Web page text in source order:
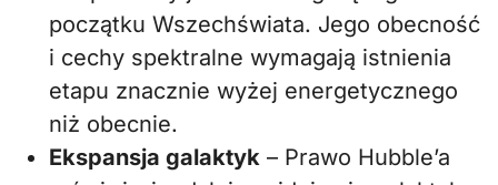
początku Wszechświata. Jego obecność
i cechy spektralne wymagają istnienia
etapu znacznie wyżej energetycznego
niż obecnie.
Ekspansja galaktyk – Prawo Hubble’a